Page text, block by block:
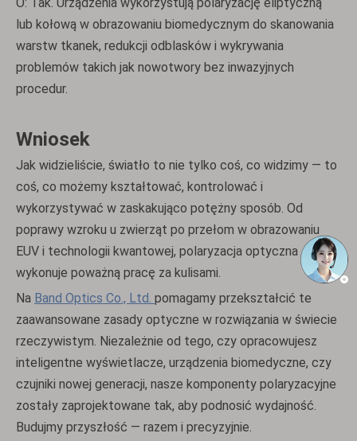
lub kołową w obrazowaniu biomedycznym do skanowania
warstw tkanek, redukcji odblasków i wykrywania
problemów takich jak nowotwory bez inwazyjnych
procedur.
Wniosek
Jak widzieliście, światło to nie tylko coś, co widzimy — to
coś, co możemy kształtować, kontrolować i
wykorzystywać w zaskakująco potężny sposób. Od
poprawy wzroku u zwierząt po przełom w obrazowaniu
EUV i technologii kwantowej, polaryzacja optyczna
wykonuje poważną pracę za kulisami.
Na Band Optics Co., Ltd. pomagamy przekształcić te
zaawansowane zasady optyczne w rozwiązania w świecie
rzeczywistym. Niezależnie od tego, czy opracowujesz
inteligentne wyświetlacze, urządzenia biomedyczne, czy
czujniki nowej generacji, nasze komponenty polaryzacyjne
zostały zaprojektowane tak, aby podnosić wydajność.
Budujmy przyszłość — razem i precyzyjnie.